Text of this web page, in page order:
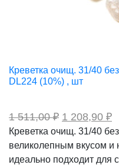
Креветка очищ. 31/40
DL224 (10%) , шт
1 511,00₽
цена
составляла
1
511,00 ₽.
1 208,90 ₽
1
Креветка очищ. 31/40
великолепным вкусом и
идеально подходит для